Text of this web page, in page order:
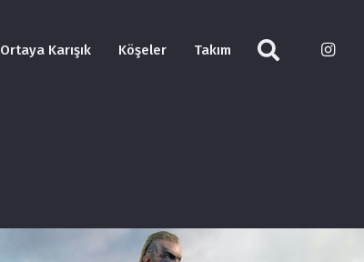
Ortaya Karışık Köşeler Takım